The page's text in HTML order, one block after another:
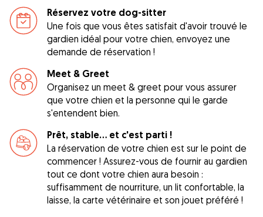
Réservez votre dog-sitter
Une fois que vous êtes satisfait d'avoir trouvé le
gardien idéal pour votre chien, envoyez une
demande de réservation !
Meet & Greet
Organisez un meet & greet pour vous assurer
que votre chien et la personne qui le garde
s'entendent bien.
Prêt, stable... et c'est parti !
La réservation de votre chien est sur le point de
commencer ! Assurez-vous de fournir au gardien
tout ce dont votre chien aura besoin :
suffisamment de nourriture, un lit confortable, la
laisse, la carte vétérinaire et son jouet préféré !